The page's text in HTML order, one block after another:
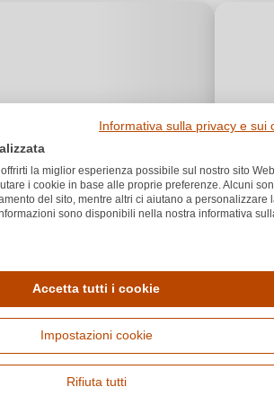
Informativa sulla privacy e sui
la miglior esperienza possibile sul nostro sito
i cookie in base alle proprie preferenze. Alcuni
del sito, mentre altri ci aiutano a personalizzare
sono disponibili nella nostra informativa
Accetta tutti i cookie
Impostazioni cookie
Rifiuta tutti